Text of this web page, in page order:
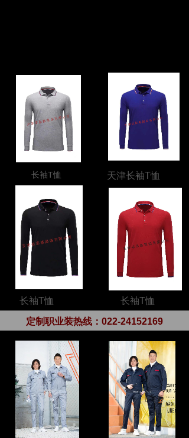
长袖T恤 天津长袖T恤
长袖T恤 长袖T恤
定制职业装热线： 022-24152169